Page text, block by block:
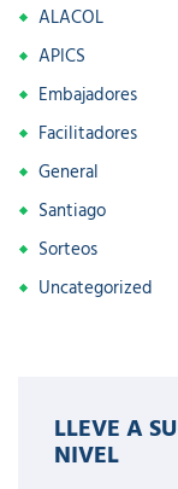
ALACOL
APICS
Embajadores
Facilitadores
General
Santiago
Sorteos
Uncategorized
LLEVE A
NIVEL